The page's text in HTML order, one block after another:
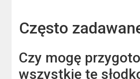
Często
Czy mogę
wszystkie te